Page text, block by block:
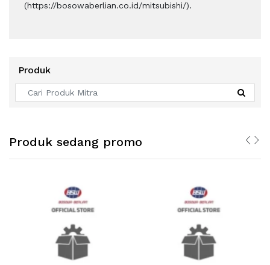
(https://bosowaberlian.co.id/mitsubishi/).
Produk
Produk sedang promo